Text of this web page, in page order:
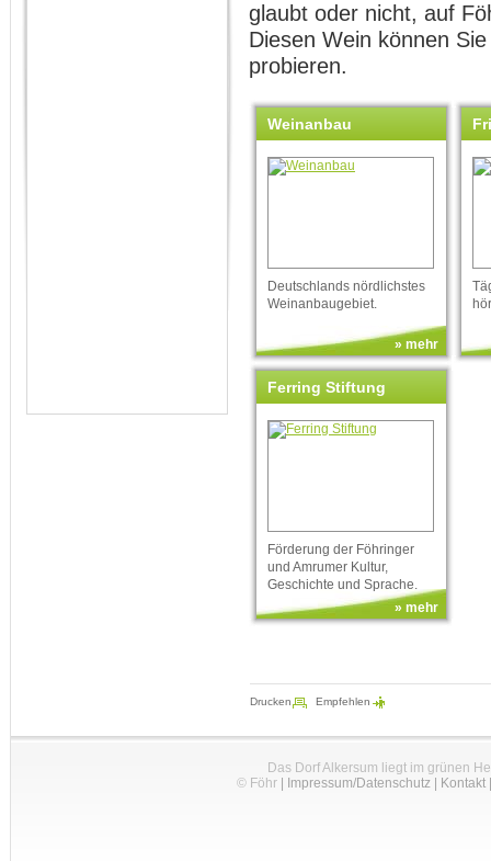
glaubt oder nicht, auf
Diesen Wein können
probieren.
Weinanbau
Deutschlands nördlichstes
Weinanbaugebiet.
» mehr
Ferring Stiftung
Förderung der Föhringer
und Amrumer Kultur,
Geschichte und Sprache.
» mehr
Drucken Empfehlen
Das Dorf Alkersum liegt im grünen
© Föhr| Impressum/Datenschutz| Kontakt